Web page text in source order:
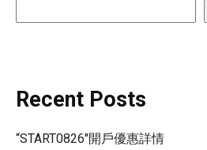
Recent Posts
“START0826″開戶優惠詳情